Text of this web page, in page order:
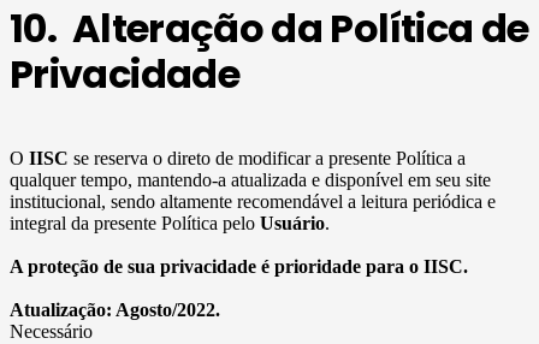
10. Alteração da Política de
Privacidade
O IISC se reserva o direto de modificar a presente Política a
qualquer tempo, mantendo-a atualizada e disponível em seu site
institucional, sendo altamente recomendável a leitura periódica e
integral da presente Política pelo Usuário.
A proteção de sua privacidade é prioridade para o IISC.
Atualização: Agosto/2022.
Necessário